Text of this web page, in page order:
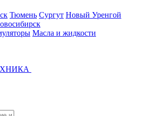
Тюмень Сургут Новый Уренгой
Масла и жидкости